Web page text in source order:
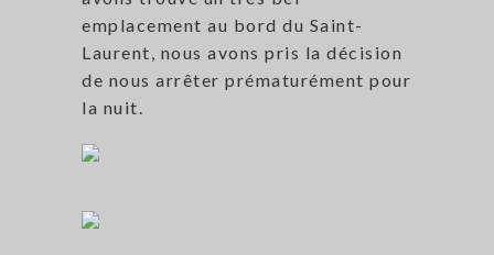
emplacement au bord du Saint-
Laurent, nous avons pris la décision
de nous arrêter prématurément pour
la nuit.